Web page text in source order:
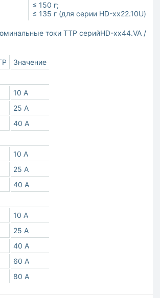
≤ 150 г;
≤ 135 г (для серии HD-хх22.10U)
токи ТТР серийHD-хх44.VA /
Значение
10 A
25 A
40 A
10 A
25 A
40 A
10 A
25 A
40 A
60 A
80 A